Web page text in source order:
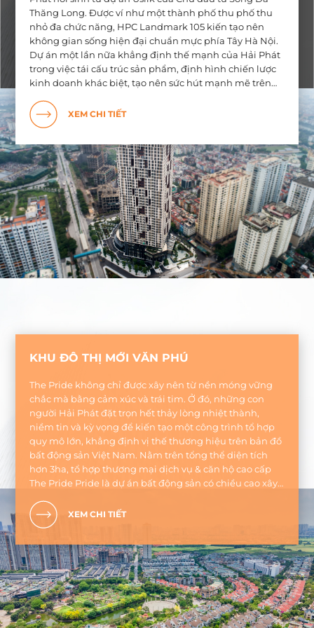
Thăng Long. Được ví như một thành phố thu phố thu
nhỏ đa chức năng, HPC Landmark 105 kiến tạo nên
không gian sống hiện đại chuẩn mực phía Tây Hà Nội.
Dự án một lần nữa khẳng định thế mạnh của Hải Phát
trong việc tái cấu trúc sản phẩm, định hình chiến lược
kinh doanh khác biệt, tạo nên sức hút mạnh mẽ trên
XEM CHI TIẾT
KHU ĐÔ THỊ MỚI VĂN PHÚ
The Pride không chỉ được xây nên từ nền móng vững
chắc mà bằng cảm xúc và trái tim. Ở đó, những con
người Hải Phát đặt trọn hết thảy lòng nhiệt thành,
niềm tin và kỳ vọng để kiến tạo một công trình tổ hợp
quy mô lớn, khẳng định vị thế thương hiệu trên bản đồ
bất động sản Việt Nam. Nằm trên tổng thể diện tích
hơn 3ha, tổ hợp thương mại dịch vụ & căn hộ cao cấp
The Pride Pride là dự án bất động sản có chiều cao xây
XEM CHI TIẾT